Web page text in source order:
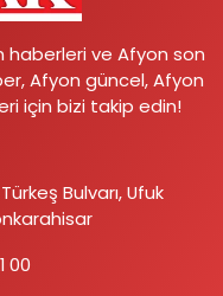
ve Afyon son
Afyon güncel, Afyon
için bizi takip edin!
Bulvarı, Ufuk
00